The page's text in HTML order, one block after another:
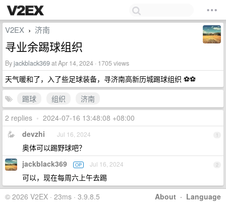
V2EX › 济南
寻业余踢球组织
Byjackblack369at Apr 14, 2024 · 1705 views
天气暖和了，入了些足球装备，寻济南高新历城踢球组织 ⚽⚽
踢球
组织
济南
2 replies • 2024-07-16 13:48:08 +08:00
1
devzhi Jul 16, 2024
奥体可以踢野球吧？
2
jackblack369 OP Jul 16, 2024
可以，现在每周六上午去踢
About · Language
© 2026 V2EX · 23ms · 3.9.8.5